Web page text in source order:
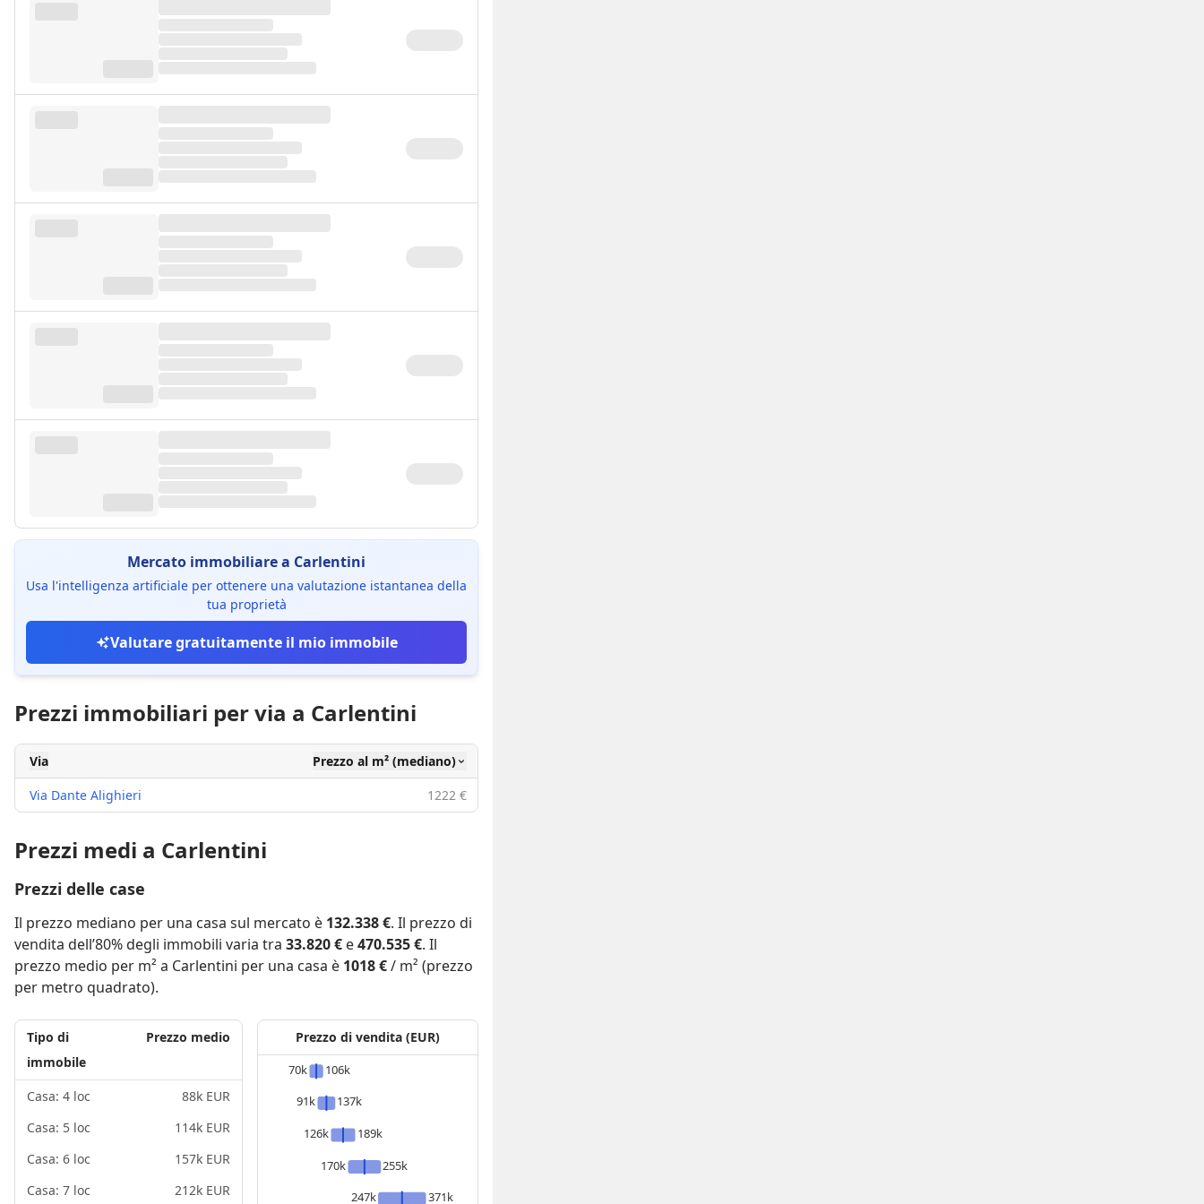
Mercato immobiliare a Carlentini
Usa l'intelligenza artificiale per ottenere una valutazione istantanea della
tua proprietà
Valutare gratuitamente il mio immobile
Prezzi immobiliari per via a Carlentini
Via
Prezzo al m² (mediano)
Via Dante Alighieri
1222 €
Prezzi medi a Carlentini
Prezzi delle case
Il prezzo mediano per una casa sul mercato è 132.338 €. Il prezzo di
vendita dell’80% degli immobili varia tra 33.820 € e470.535 €. Il
prezzo medio per m² a Carlentini per una casa è 1018 €/ m² (prezzo
per metro quadrato).
Tipo di
immobile
Prezzo medio
Casa: 4 loc
88k EUR
Casa: 5 loc
114k EUR
Casa: 6 loc
157k EUR
Casa: 7 loc
212k EUR
Prezzo di vendita (EUR)
70k
106k
91k
137k
126k
189k
170k
255k
247k
371k